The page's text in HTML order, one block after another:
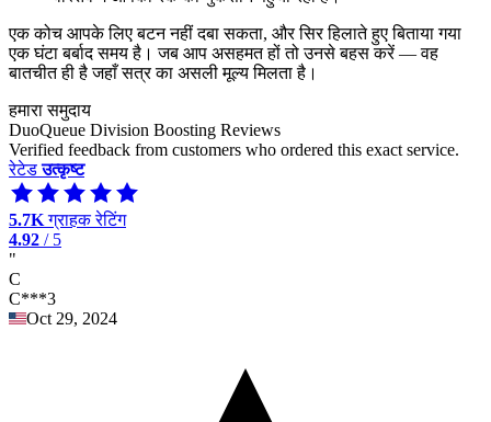
एक कोच आपके लिए बटन नहीं दबा सकता, और सिर हिलाते हुए बिताया गया
एक घंटा बर्बाद समय है। जब आप असहमत हों तो उनसे बहस करें — वह
बातचीत ही है जहाँ सत्र का असली मूल्य मिलता है।
हमारा समुदाय
DuoQueue Division Boosting Reviews
Verified feedback from customers who ordered this exact service.
रेटेडउत्कृष्ट
5.7Kग्राहक रेटिंग
4.92 / 5
"
C
C***3
Oct 29, 2024